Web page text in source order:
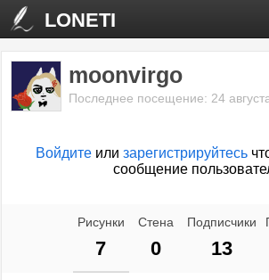
LONETI
moonvirgo
Последнее посещение: 24
Войдите илизарегистрируйтесь
сообщение
Рисунки
7
Стена
0
Подписчики
13